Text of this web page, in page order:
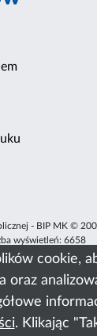
cookie,
oraz
. Klikając
- BIP MK ©
wyświetleń: 6658